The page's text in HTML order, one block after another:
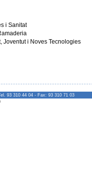
i Sanitat
Joventut i Noves Tecnologies
93 310 44 04 - Fax: 93 310 71 03